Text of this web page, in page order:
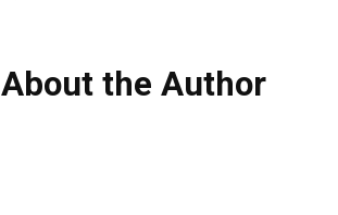
About the Author